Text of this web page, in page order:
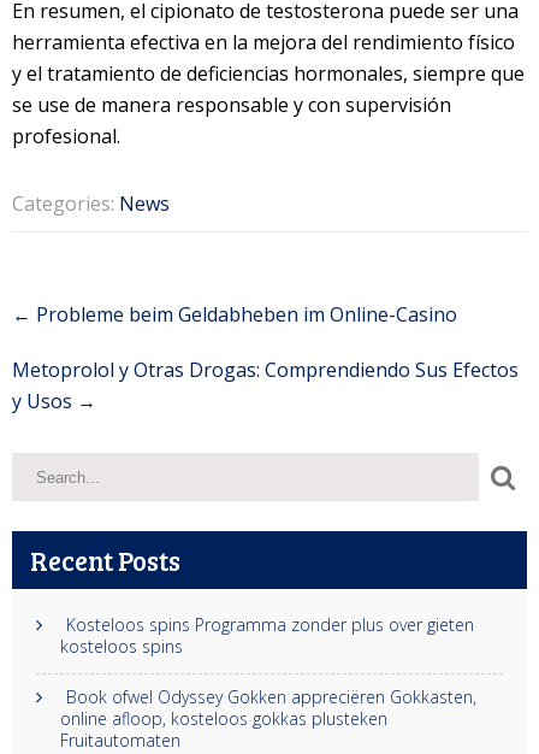
En resumen, el cipionato de testosterona puede ser una
herramienta efectiva en la mejora del rendimiento físico
y el tratamiento de deficiencias hormonales, siempre que
se use de manera responsable y con supervisión
profesional.
Categories: News
Post
← Probleme beim Geldabheben im Online-Casino
Metoprolol y Otras Drogas: Comprendiendo Sus Efectos
y Usos →
Recent Posts
Kosteloos spins Programma zonder plus over gieten
kosteloos spins
Book ofwel Odyssey Gokken appreciëren Gokkasten,
online afloop, kosteloos gokkas plusteken
Fruitautomaten